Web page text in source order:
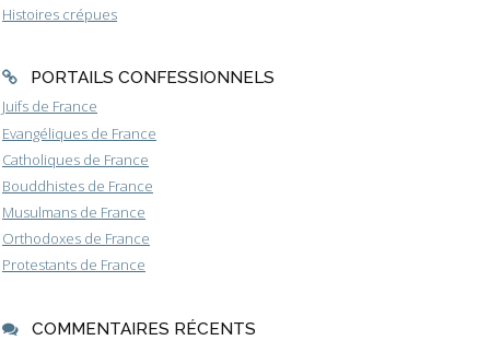
Histoires crépues
PORTAILS CONFESSIONNELS
Juifs de France
Evangéliques de France
Catholiques de France
Bouddhistes de France
Musulmans de France
Orthodoxes de France
Protestants de France
COMMENTAIRES RÉCENTS